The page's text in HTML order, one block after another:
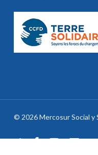
© 2026 Mercosur Social y
twitterfacebookyoutubeemail